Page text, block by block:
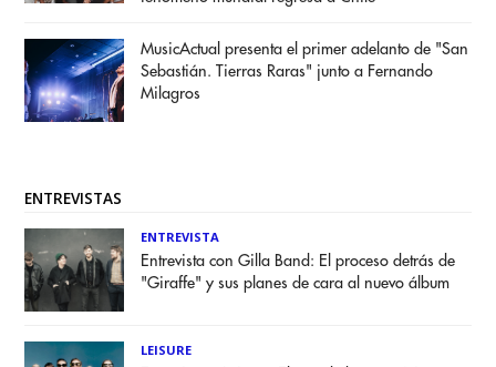
MusicActual presenta el primer adelanto de "San
Sebastián. Tierras Raras" junto a Fernando
Milagros
ENTREVISTAS
ENTREVISTA
Entrevista con Gilla Band: El proceso detrás de
"Giraffe" y sus planes de cara al nuevo álbum
LEISURE